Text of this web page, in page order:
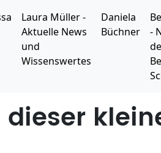
Laura Müller -
Aktuelle News
und
Wissenswertes
Daniela
Büchner
-